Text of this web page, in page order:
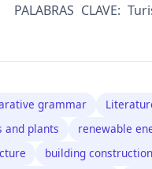
CLAVE:
grammar
and plants
renewable
building construction